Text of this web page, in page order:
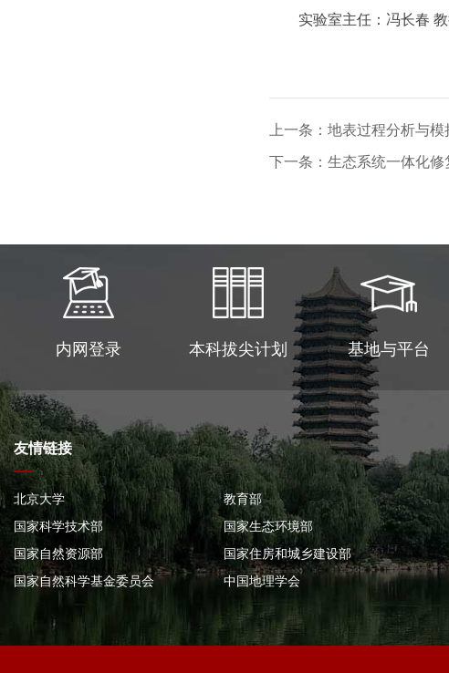
实验室主任：冯长春
上一条：地表过程分析与
下一条：生态系统一体化
内网登录 本科拔尖计划 基地与平台
友情链接
北京大学
教育部
国家科学技术部
国家生态环境部
国家自然资源部
国家住房和城乡建设部
国家自然科学基金委员会
中国地理学会